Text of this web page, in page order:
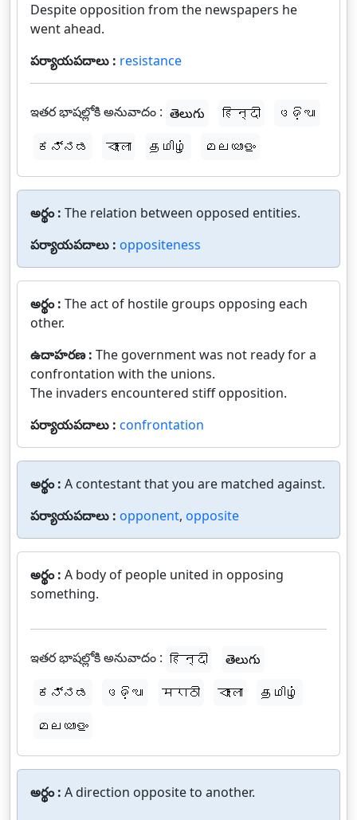
Despite opposition from the newspapers he
went ahead.
పర్యాయపదాలు : resistance
ఇతర భాషల్లోకి అనువాదం : తెలుగు हिन्दी
ଓଡ଼ିଆ
ಕನ್ನಡ
বাংলা தமிழ் മലയാളം
అర్థం : The relation between opposed entities.
పర్యాయపదాలు : oppositeness
అర్థం : The act of hostile groups opposing each
other.
ఉదాహరణ : The government was not ready for a
confrontation with the unions.
The invaders encountered stiff opposition.
పర్యాయపదాలు : confrontation
అర్థం : A contestant that you are matched against.
పర్యాయపదాలు : opponent, opposite
అర్థం : A body of people united in opposing
something.
ఇతర భాషల్లోకి అనువాదం : हिन्दी
తెలుగు
ಕನ್ನಡ
ଓଡ଼ିଆ मराठी বাংলা
தமிழ்
മലയാളം
అర్థం : A direction opposite to another.